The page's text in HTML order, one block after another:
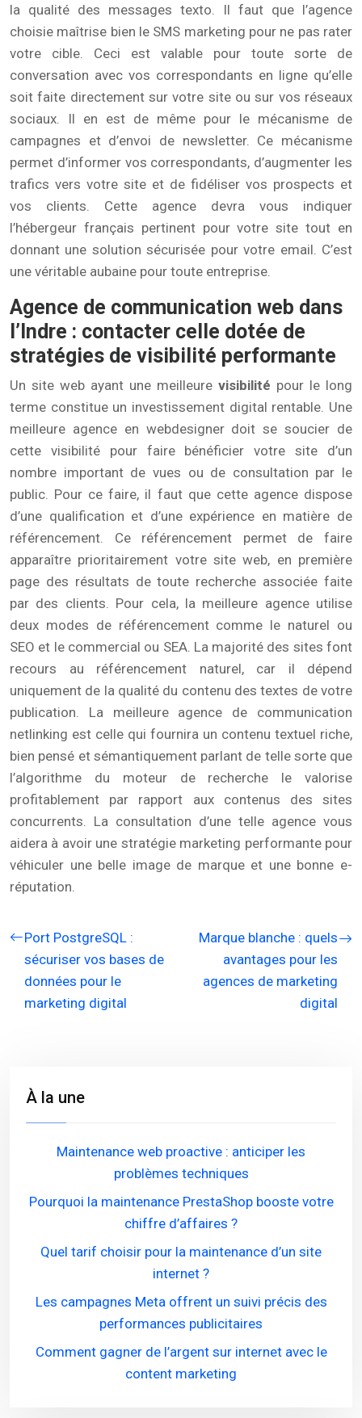
la qualité des messages texto. Il faut que l’agence
choisie maîtrise bien le SMS marketing pour ne pas rater
votre cible. Ceci est valable pour toute sorte de
conversation avec vos correspondants en ligne qu’elle
soit faite directement sur votre site ou sur vos réseaux
sociaux. Il en est de même pour le mécanisme de
campagnes et d’envoi de newsletter. Ce mécanisme
permet d’informer vos correspondants, d’augmenter les
trafics vers votre site et de fidéliser vos prospects et
vos clients. Cette agence devra vous indiquer
l’hébergeur français pertinent pour votre site tout en
donnant une solution sécurisée pour votre email. C’est
une véritable aubaine pour toute entreprise.
Agence de communication web dans
l’Indre : contacter celle dotée de
stratégies de visibilité performante
Un site web ayant une meilleure visibilité pour le long
terme constitue un investissement digital rentable. Une
meilleure agence en webdesigner doit se soucier de
cette visibilité pour faire bénéficier votre site d’un
nombre important de vues ou de consultation par le
public. Pour ce faire, il faut que cette agence dispose
d’une qualification et d’une expérience en matière de
référencement. Ce référencement permet de faire
apparaître prioritairement votre site web, en première
page des résultats de toute recherche associée faite
par des clients. Pour cela, la meilleure agence utilise
deux modes de référencement comme le naturel ou
SEO et le commercial ou SEA. La majorité des sites font
recours au référencement naturel, car il dépend
uniquement de la qualité du contenu des textes de votre
publication. La meilleure agence de communication
netlinking est celle qui fournira un contenu textuel riche,
bien pensé et sémantiquement parlant de telle sorte que
l’algorithme du moteur de recherche le valorise
profitablement par rapport aux contenus des sites
concurrents. La consultation d’une telle agence vous
aidera à avoir une stratégie marketing performante pour
véhiculer une belle image de marque et une bonne e-
réputation.
Port PostgreSQL :
sécuriser vos bases de
données pour le
marketing digital
Marque blanche : quels
avantages pour les
agences de marketing
digital
À la une
Maintenance web proactive : anticiper les
problèmes techniques
Pourquoi la maintenance PrestaShop booste votre
chiffre d’affaires ?
Quel tarif choisir pour la maintenance d’un site
internet ?
Les campagnes Meta offrent un suivi précis des
performances publicitaires
Comment gagner de l’argent sur internet avec le
content marketing